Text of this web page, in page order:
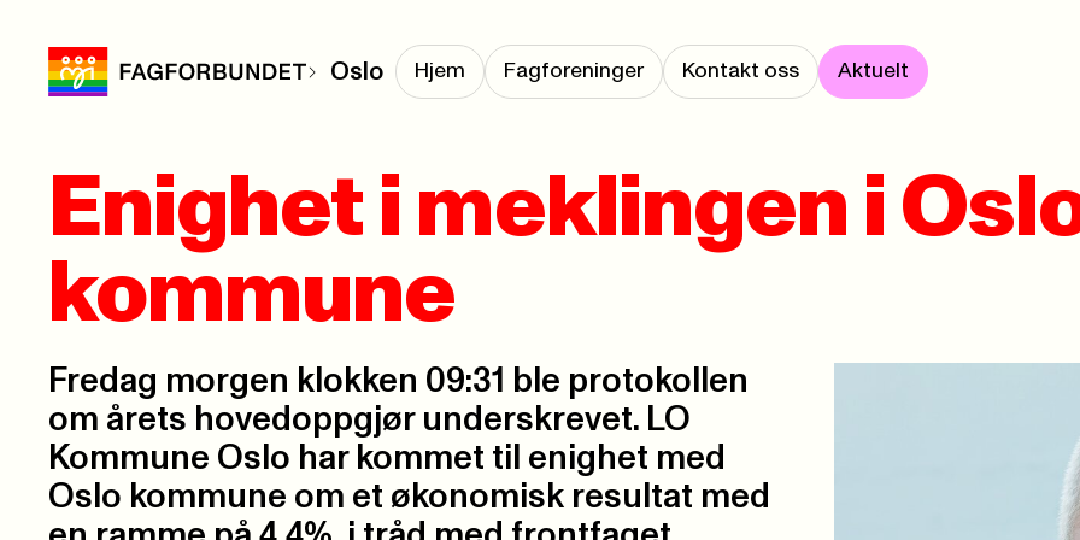
Oslo Hjem Fagforeninger Kontakt oss Aktuelt
Enighet i meklingen i
kommune
Fredag morgen klokken 09:31 ble protokollen
om årets hovedoppgjør underskrevet. LO
Kommune Oslo har kommet til enighet med
Oslo kommune om et økonomisk resultat med